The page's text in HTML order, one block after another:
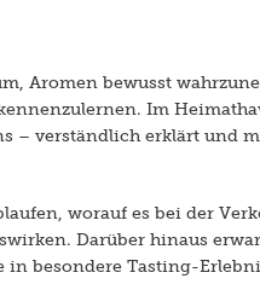
Aromen bewusst
Im
– verständlich erklärt und
worauf es bei der
Darüber hinaus
besondere Tasting-